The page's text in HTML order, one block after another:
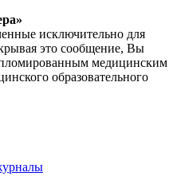
исключительно для
это сообщение, Вы
медицинским
образовательного